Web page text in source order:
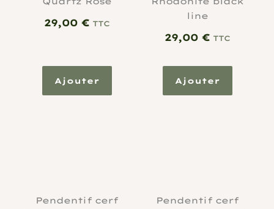
29,00€ TTC
Ajouter
line
29,00€ TTC
Ajouter
Pendentif cerf
Pendentif cerf